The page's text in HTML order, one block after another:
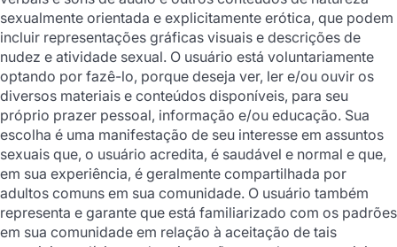
sexualmente orientada e explicitamente erótica, que podem
incluir representações gráficas visuais e descrições de
nudez e atividade sexual. O usuário está voluntariamente
optando por fazê-lo, porque deseja ver, ler e/ou ouvir os
diversos materiais e conteúdos disponíveis, para seu
próprio prazer pessoal, informação e/ou educação. Sua
escolha é uma manifestação de seu interesse em assuntos
sexuais que, o usuário acredita, é saudável e normal e que,
em sua experiência, é geralmente compartilhada por
adultos comuns em sua comunidade. O usuário também
representa e garante que está familiarizado com os padrões
em sua comunidade em relação à aceitação de tais